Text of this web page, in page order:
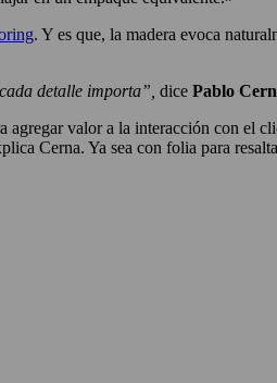
. Y es que, la madera evoca
detalle importa”, dice Pablo
valor a la interacción con el
Cerna. Ya sea con folia para